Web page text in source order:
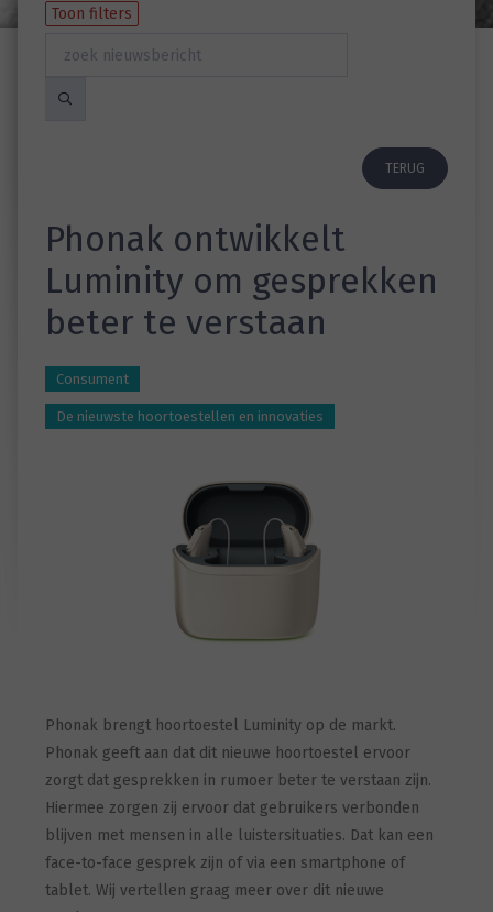
Toon filters
TERUG
Phonak ontwikkelt
Luminity om gesprekken
beter te verstaan
Consument
De nieuwste hoortoestellen en innovaties
Phonak brengt hoortoestel Luminity op de markt.
Phonak geeft aan dat dit nieuwe hoortoestel ervoor
zorgt dat gesprekken in rumoer beter te verstaan zijn.
Hiermee zorgen zij ervoor dat gebruikers verbonden
blijven met mensen in alle luistersituaties. Dat kan een
face-to-face gesprek zijn of via een smartphone of
tablet. Wij vertellen graag meer over dit nieuwe